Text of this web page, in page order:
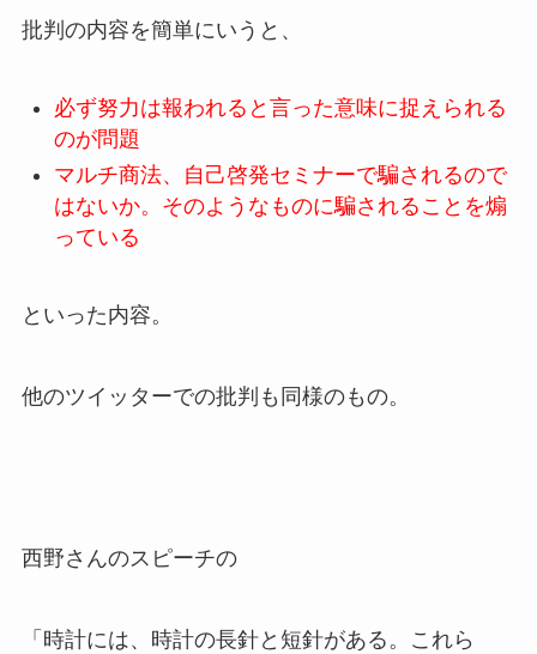
批判の内容を簡単にいうと、
必ず努力は報われると言った意味に捉えられる
のが問題
マルチ商法、自己啓発セミナーで騙されるので
はないか。そのようなものに騙されることを煽
っている
といった内容。
他のツイッターでの批判も同様のもの。
西野さんのスピーチの
「時計には、時計の長針と短針がある。これら